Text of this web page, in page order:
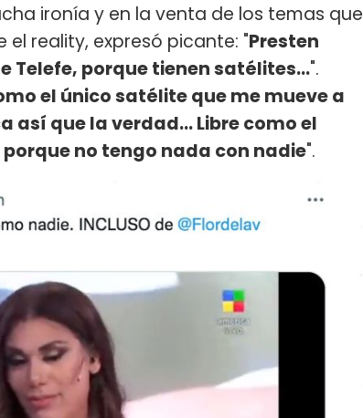
ironía y en la venta de los temas que
reality, expresó picante: "Presten
Telefe, porque tienen satélites...".
el único satélite que me mueve a
así que la verdad... Libre como el
no tengo nada con nadie".